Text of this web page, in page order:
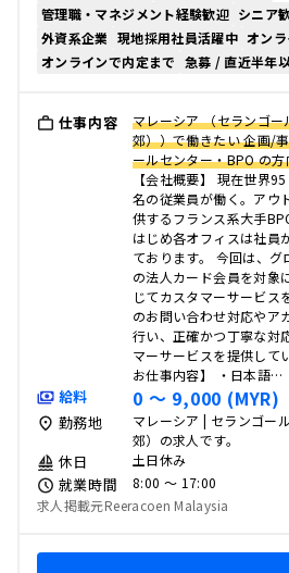
管理職・マネジメント経験歓迎 シニア
外資系企業 現地採用社員活躍中 オン
オンラインで内定まで 急募 / 直近半年
仕事内容
マレーシア （セランゴ
郊））で働きたい 企画/
ールセンター・BPO の
【会社概要】 現在世界
名の従業員が働く。アウ
供するフランス系大手
はじめ各オフィスは社員
ております。 今回は、
の法人カード会員を対象
じてカスタマーサービス
のお問い合わせ対応やア
行い、正確かつ丁寧な対
マーサービスを提供して
お仕事内容】 ・日本語…
給料 0 〜 9,000 (MYR)
勤務地
マレーシア | セランゴー
郊）の求人です。
休日 土日休み
就業時間
8:00 〜 17:00
求人掲載元Reeracoen Malaysia